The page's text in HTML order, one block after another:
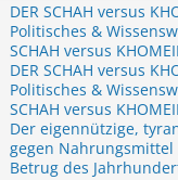
DER SCHAH versus
Politisches &
SCHAH versus
DER SCHAH versus
Politisches &
SCHAH versus
Der eigennützige,
gegen Nahrungsmittel
Betrug des